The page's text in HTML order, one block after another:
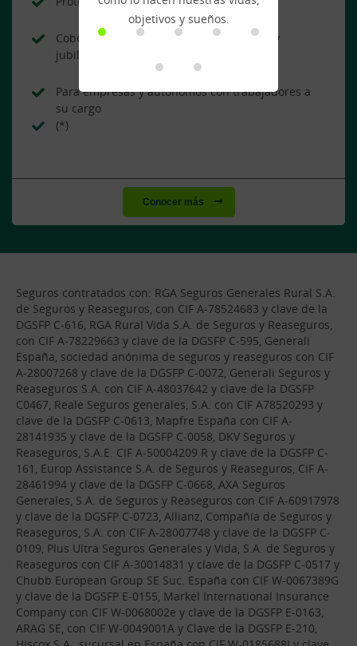
Cobertura de enfermedades, accidentes y
jubilación
Para empresas y autónomos con trabajadores a
su cargo
(*)
Conocer más
Seguros contratados con: RGA Seguros Generales Rural S.A.
de Seguros y Reaseguros, con CIF A-78524683 y clave de la
DGSFP C-616, RGA Rural Vida S.A. de Seguros y Reaseguros,
con CIF A-78229663 y clave de la DGSFP C-595, Generali
España, sociedad anónima de seguros y reaseguros con CIF
A-28007268 y clave de la DGSFP C-0072, Generali Seguros y
Reaseguros S.A. con CIF A-48037642 y clave de la DGSFP
C0467, Reale Seguros generales, S.A. con CIF A78520293 y
clave de la DGSFP C-0613, Mapfre España con CIF A-
28141935 y clave de la DGSFP C-0058, DKV Seguros y
Reaseguros, S.A.E. CIF A-50004209 R y clave de la DGSFP C-
161, Europ Assistance S.A. de Seguros y Reaseguros, CIF A-
28461994 y clave de la DGSFP C-0668, AXA Seguros
Generales, S.A. de Seguros y Reaseguros con CIF A-60917978
y clave de la DGSFP C-0723, Allianz, Compañía de Seguros y
Reaseguros, S.A. con CIF A-28007748 y clave de la DGSFP C-
0109, Plus Ultra Seguros Generales y Vida, S.A. de Seguros y
Reaseguros con CIF A-30014831 y clave de la DGSFP C-0517 y
Chubb European Group SE Suc. España con CIF W-0067389G
y clave de la DGSFP E-0155, Markel International Insurance
Company con CIF W-0068002e y clave de la DGSFP E-0163,
ARAG SE, con CIF W-0049001A y Clave de la DGSFP E-210,
objetivos y sueños.